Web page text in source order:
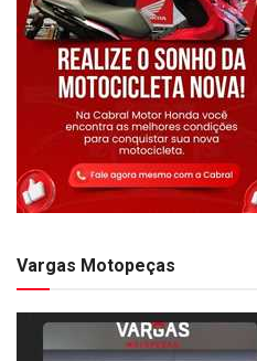
Vargas Motopeças